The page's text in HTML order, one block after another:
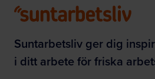
Suntarbetsliv ger dig
i ditt arbete för friska